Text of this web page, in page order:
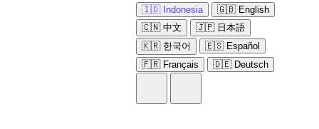
🇮🇩 Indonesia
🇬🇧 English
🇨🇳 中文
🇯🇵 日本語
🇰🇷 한국어
🇪🇸 Español
🇫🇷 Français
🇩🇪 Deutsch